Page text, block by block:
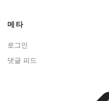
메타
로그인
댓글 피드